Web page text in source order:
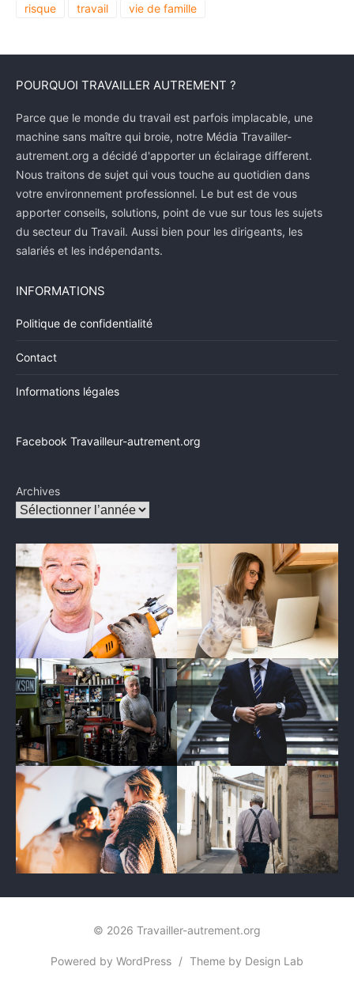
risque
travail vie de famille
POURQUOI TRAVAILLER AUTREMENT ?
Parce que le monde du travail est parfois implacable, une
machine sans maître qui broie, notre Média Travailler-
autrement.org a décidé d'apporter un éclairage different.
Nous traitons de sujet qui vous touche au quotidien dans
votre environnement professionnel. Le but est de vous
apporter conseils, solutions, point de vue sur tous les sujets
du secteur du Travail. Aussi bien pour les dirigeants, les
salariés et les indépendants.
INFORMATIONS
Politique de confidentialité
Contact
Informations légales
Facebook Travailleur-autrement.org
Archives
© 2026 Travailler-autrement.org
Powered by WordPress / Theme by Design Lab